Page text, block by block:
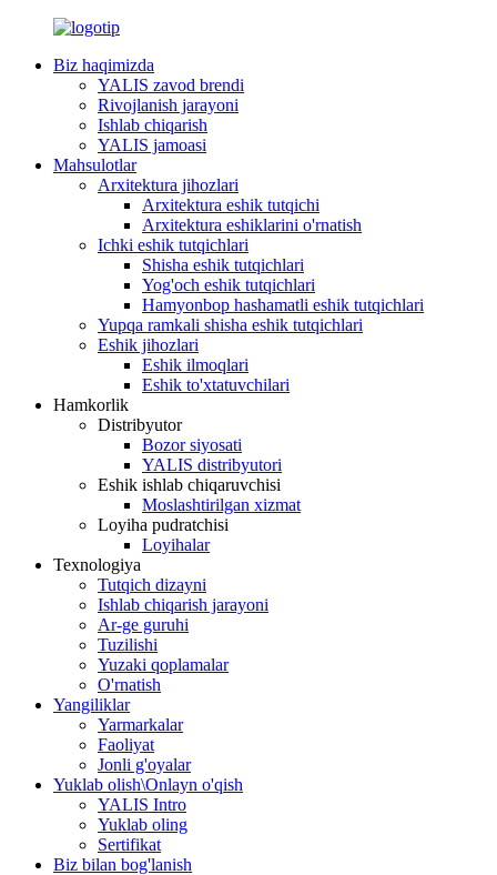
Biz haqimizda
YALIS zavod brendi
Rivojlanish jarayoni
Ishlab chiqarish
YALIS jamoasi
Mahsulotlar
Arxitektura jihozlari
Arxitektura eshik tutqichi
Arxitektura eshiklarini o'rnatish
Ichki eshik tutqichlari
Shisha eshik tutqichlari
Yog'och eshik tutqichlari
Hamyonbop hashamatli eshik tutqichlari
Yupqa ramkali shisha eshik tutqichlari
Eshik jihozlari
Eshik ilmoqlari
Eshik to'xtatuvchilari
Hamkorlik
Distribyutor
Bozor siyosati
YALIS distribyutori
Eshik ishlab chiqaruvchisi
Moslashtirilgan xizmat
Loyiha pudratchisi
Loyihalar
Texnologiya
Tutqich dizayni
Ishlab chiqarish jarayoni
Ar-ge guruhi
Tuzilishi
Yuzaki qoplamalar
O'rnatish
Yangiliklar
Yarmarkalar
Faoliyat
Jonli g'oyalar
Yuklab olish\Onlayn o'qish
YALIS Intro
Yuklab oling
Sertifikat
Biz bilan bog'lanish